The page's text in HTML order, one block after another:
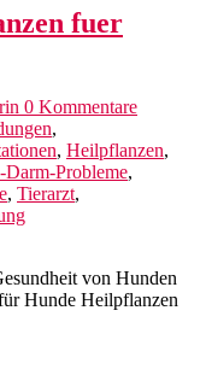
fuer
0 Kommentare
,
, Heilpflanzen,
Darm-Probleme,
, Tierarzt,
von Hunden
Hunde Heilpflanzen